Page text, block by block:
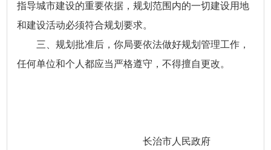
指导城市建设的重要依据，规划范围内的一切建设用地
和建设活动必须符合规划要求。
三、规划批准后，你局要依法做好规划管理工作，
任何单位和个人都应当严格遵守，不得擅自更改。
长治市人民政府